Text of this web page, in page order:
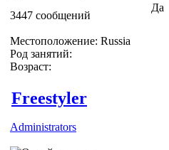
3447 сообщений
Местоположение: Russia
Род занятий:
Возраст:
Да
Freestyler
Administrators